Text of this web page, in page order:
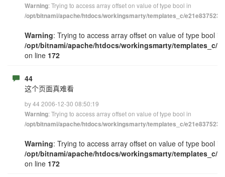
Warning: Trying to access array offset on value of type bool in
/opt/bitnami/apache/htdocs/workingsmarty/templates_c/
Warning: Trying to access array offset on value of type bool in
/opt/bitnami/apache/htdocs/workingsmarty/templates_c/
on line 172
44
这个页面真难看
by 44 2006-12-30 08:50:19
Warning: Trying to access array offset on value of type bool in
/opt/bitnami/apache/htdocs/workingsmarty/templates_c/
Warning: Trying to access array offset on value of type bool in
/opt/bitnami/apache/htdocs/workingsmarty/templates_c/
on line 172